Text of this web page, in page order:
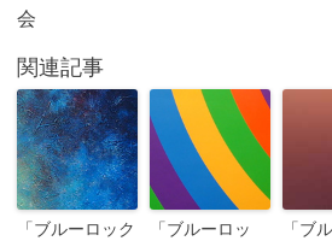
会
関連記事
「ブルーロック
「ブルーロッ
「ブ